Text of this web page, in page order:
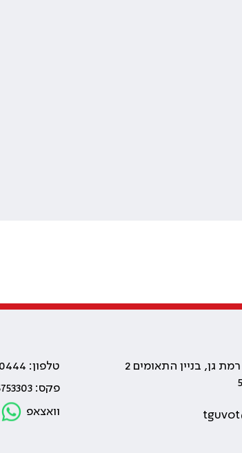
טלפון: 03-6100444
פקס: 03-5753303
וואצאפ